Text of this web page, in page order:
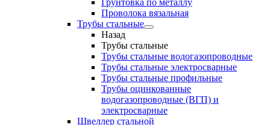
Грунтовка по металлу
Проволока вязальная
Трубы стальные
Назад
Трубы стальные
Трубы стальные водогазопроводные
Трубы стальные электросварные
Трубы стальные профильные
Трубы оцинкованные
водогазопроводные (ВГП) и
электросварные
Швеллер стальной